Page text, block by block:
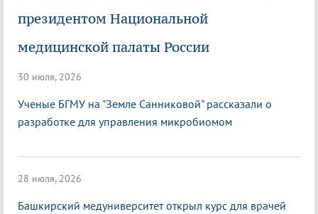
президентом Национальной
медицинской палаты России
30 июля, 2026
Ученые БГМУ на "Земле Санниковой" рассказали о
разработке для управления микробиомом
28 июля, 2026
Башкирский медуниверситет открыл курс для врачей